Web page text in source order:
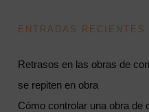
ENTRADAS RECIENTES
Retrasos en las obras de
se repiten en obra
Cómo controlar una obra de